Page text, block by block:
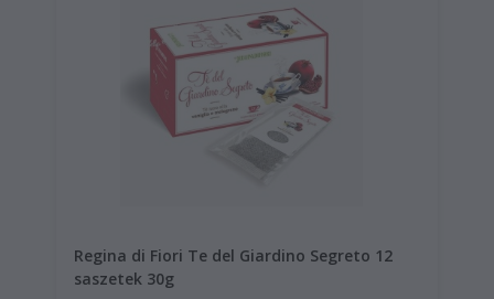
Regina di Fiori Te del Giardino Segreto 12
saszetek 30g